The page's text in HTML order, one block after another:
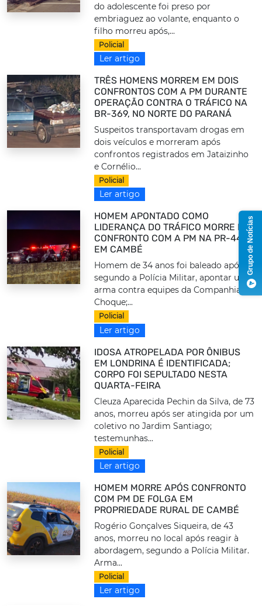
do adolescente foi preso por
embriaguez ao volante, enquanto o
filho morreu após,...
Policial
Ler artigo
TRÊS HOMENS MORREM EM DOIS
CONFRONTOS COM A PM DURANTE
OPERAÇÃO CONTRA O TRÁFICO NA
BR-369, NO NORTE DO PARANÁ
Suspeitos transportavam drogas em
dois veículos e morreram após
confrontos registrados em Jataizinho
e Cornélio...
Policial
Ler artigo
HOMEM APONTADO COMO
LIDERANÇA DO TRÁFICO MORRE EM
CONFRONTO COM A PM NA PR-445,
EM CAMBÉ
Homem de 34 anos foi baleado após,
segundo a Polícia Militar, apontar uma
arma contra equipes da Companhia de
Choque;...
Policial
Ler artigo
IDOSA ATROPELADA POR ÔNIBUS
EM LONDRINA É IDENTIFICADA;
CORPO FOI SEPULTADO NESTA
QUARTA-FEIRA
Cleuza Aparecida Pechin da Silva, de 73
anos, morreu após ser atingida por um
coletivo no Jardim Santiago;
testemunhas...
Policial
Ler artigo
HOMEM MORRE APÓS CONFRONTO
COM PM DE FOLGA EM
PROPRIEDADE RURAL DE CAMBÉ
Rogério Gonçalves Siqueira, de 43
anos, morreu no local após reagir à
abordagem, segundo a Polícia Militar.
Arma...
Policial
Ler artigo
Grupo de Notícias